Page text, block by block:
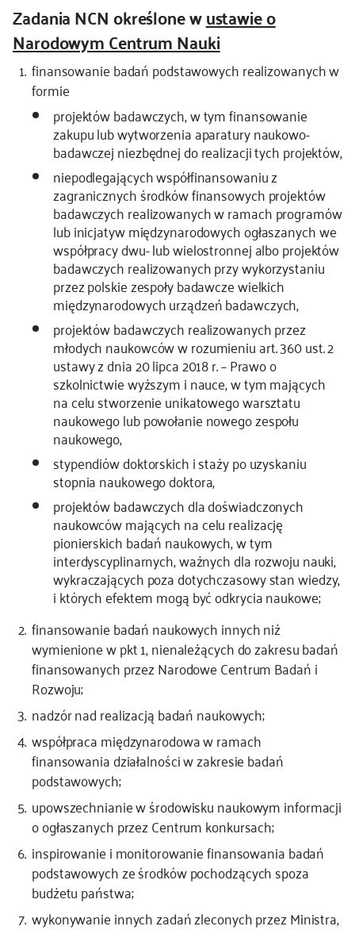
Zadania NCN określone wustawie o
Narodowym Centrum Nauki
finansowanie badań podstawowych realizowanych w
formie
projektów badawczych, w tym finansowanie
zakupu lub wytworzenia aparatury naukowo-
badawczej niezbędnej do realizacji tych projektów,
niepodlegających współfinansowaniu z
zagranicznych środków finansowych projektów
badawczych realizowanych w ramach programów
lub inicjatyw międzynarodowych ogłaszanych we
współpracy dwu- lub wielostronnej albo projektów
badawczych realizowanych przy wykorzystaniu
przez polskie zespoły badawcze wielkich
międzynarodowych urządzeń badawczych,
projektów badawczych realizowanych przez
młodych naukowców w rozumieniu art. 360 ust. 2
ustawy z dnia 20 lipca 2018 r. – Prawo o
szkolnictwie wyższym i nauce, w tym mających
na celu stworzenie unikatowego warsztatu
naukowego lub powołanie nowego zespołu
naukowego,
stypendiów doktorskich i staży po uzyskaniu
stopnia naukowego doktora,
projektów badawczych dla doświadczonych
naukowców mających na celu realizację
pionierskich badań naukowych, w tym
interdyscyplinarnych, ważnych dla rozwoju nauki,
wykraczających poza dotychczasowy stan wiedzy,
i których efektem mogą być odkrycia naukowe;
finansowanie badań naukowych innych niż
wymienione w pkt 1, nienależących do zakresu badań
finansowanych przez Narodowe Centrum Badań i
Rozwoju;
nadzór nad realizacją badań naukowych;
współpraca międzynarodowa w ramach
finansowania działalności w zakresie badań
podstawowych;
upowszechnianie w środowisku naukowym informacji
o ogłaszanych przez Centrum konkursach;
inspirowanie i monitorowanie finansowania badań
podstawowych ze środków pochodzących spoza
budżetu państwa;
wykonywanie innych zadań zleconych przez Ministra,